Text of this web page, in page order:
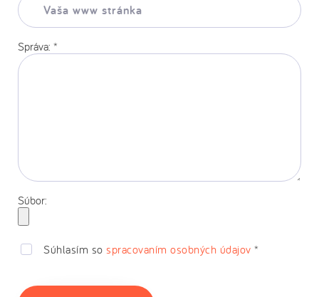
www
stránka:
Správa: *
Súbor:
Súhlasím so spracovaním osobných údajov *